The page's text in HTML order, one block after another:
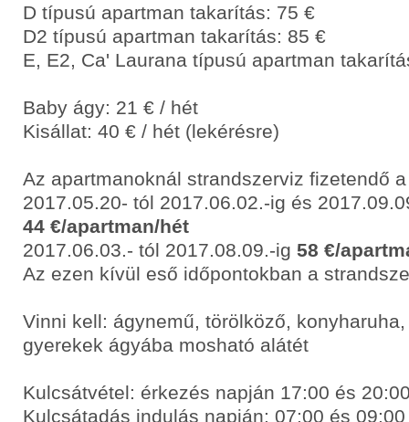
D típusú apartman takarítás: 75 €
D2 típusú apartman takarítás: 85 €
E, E2, Ca' Laurana típusú apartman
Baby ágy: 21 € / hét
Kisállat: 40 € / hét (lekérésre)
Az apartmanoknál strandszerviz fizetendő
2017.05.20- tól 2017.06.02.-ig és
44 €/apartman/hét
2017.06.03.- tól 2017.08.09.-ig 58 €/
Az ezen kívül eső időpontokban a
Vinni kell: ágynemű, törölköző,
gyerekek ágyába mosható alátét
Kulcsátvétel: érkezés napján 17:00 és
Kulcsátadás indulás napján: 07:00 és